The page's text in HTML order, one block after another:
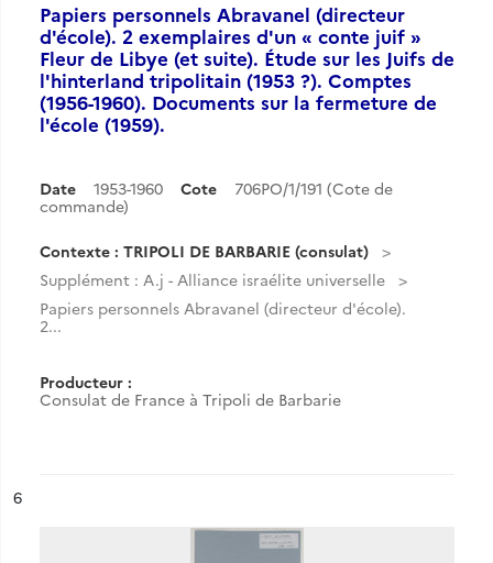
Papiers personnels Abravanel (directeur
d'école). 2 exemplaires d'un « conte juif »
Fleur de Libye (et suite). Étude sur les Juifs de
l'hinterland tripolitain (1953 ?). Comptes
(1956-1960). Documents sur la fermeture de
l'école (1959).
Date 1953-1960 Cote
706PO/1/191 (Cote de
commande)
Contexte : TRIPOLI DE BARBARIE (consulat)
Supplément : A.j - Alliance israélite universelle
Papiers personnels Abravanel (directeur d'école).
2...
Producteur :
Consulat de France à Tripoli de Barbarie
n°
6